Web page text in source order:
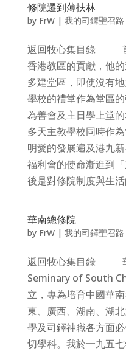
修院遷到薄扶林
by FrW| 我的司鐸聖召路
返回牧心集目錄 前
香港教區的貢獻，他
多建堂區，即使沒有
學校的禮堂作為堂區
為善會及主日學上堂
多天主教學校同時作
明愛的發展遍及港九
福利會的使命漸進到
後是對修院制度與生
華南總修院
by FrW| 我的司鐸聖召路
返回牧心集目錄 華
Seminary of South
立，專為培育中國華
東、廣西、湖南、湖
學及司鐸神職各方面
切學科。我於一九五